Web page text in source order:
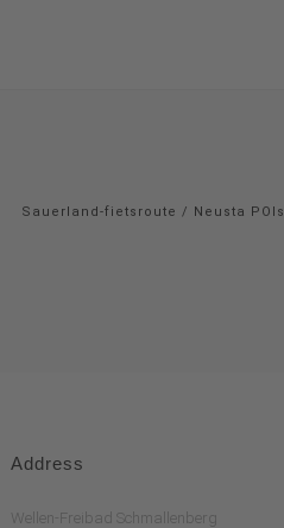
Sauerland-fietsroute / Neusta POIs
Address
Wellen-Freibad Schmallenberg